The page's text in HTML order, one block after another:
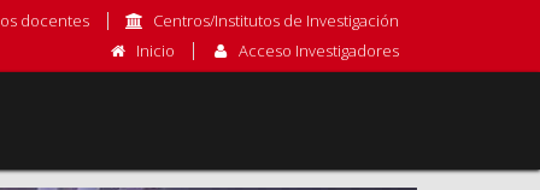
docentes
Centros/Institutos de Investigación
Inicio
Acceso Investigadores